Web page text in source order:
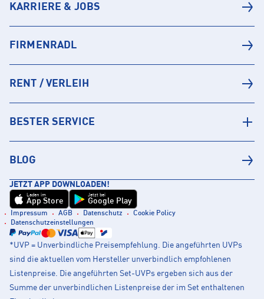
KARRIERE & JOBS
FIRMENRADL
RENT / VERLEIH
BESTER SERVICE
BLOG
JETZT APP DOWNLOADEN!
Laden im
App Store
Jetzt bei
Google Play
Impressum AGB Datenschutz
Cookie Policy
Datenschutzeinstellungen
*UVP = Unverbindliche Preisempfehlung. Die angeführten UVPs
sind die aktuellen vom Hersteller unverbindlich empfohlenen
Listenpreise. Die angeführten Set-UVPs ergeben sich aus der
Summe der unverbindlichen Listenpreise der im Set enthaltenen